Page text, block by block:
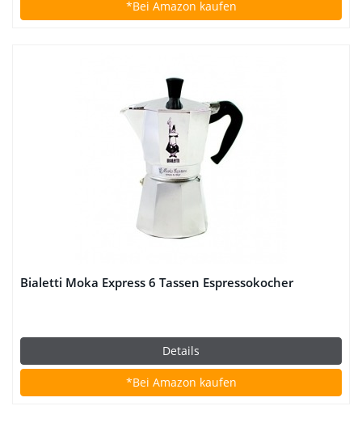
*Bei Amazon kaufen
Bialetti Moka Express 6 Tassen Espressokocher
Details
*Bei Amazon kaufen